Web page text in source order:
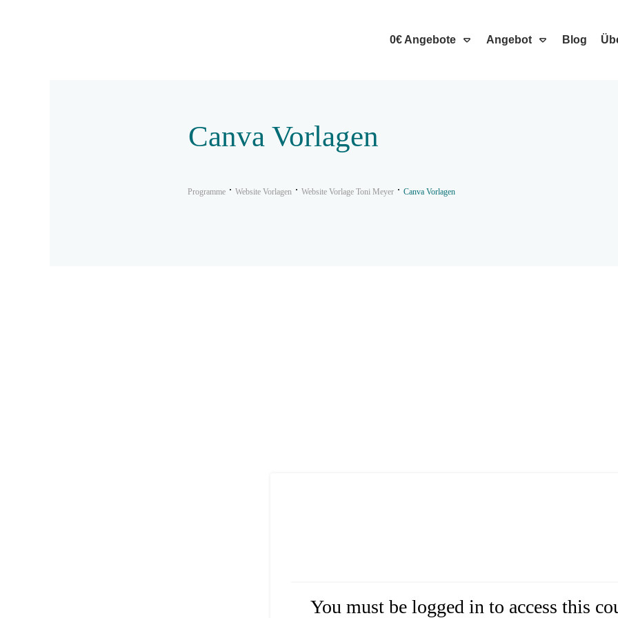
0€ Angebote Angebot Blog
Canva Vorlagen
Programme Website Vorlagen Website Vorlage Toni Meyer Canva Vorlagen
You must be logged in to access this